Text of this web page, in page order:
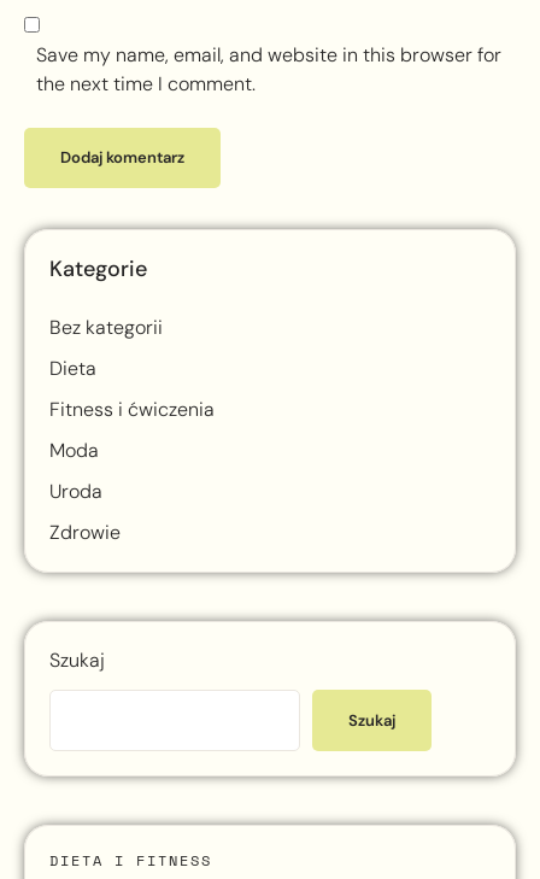
Save my name, email, and website in this browser for
the next time I comment.
Kategorie
Bez kategorii
Dieta
Fitness i ćwiczenia
Moda
Uroda
Zdrowie
Szukaj
Szukaj
DIETA I FITNESS